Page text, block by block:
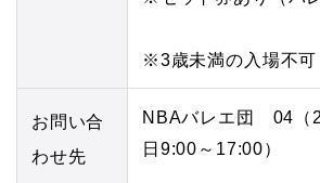
※3歳未満の入場不可
お問い合
わせ先
NBAバレエ団 04（
日9:00～17:00）